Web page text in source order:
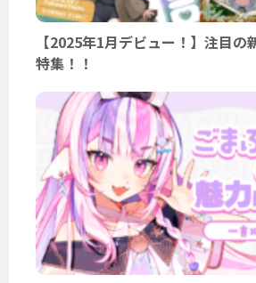
【2025年1月デビュー！】注目
特集！！